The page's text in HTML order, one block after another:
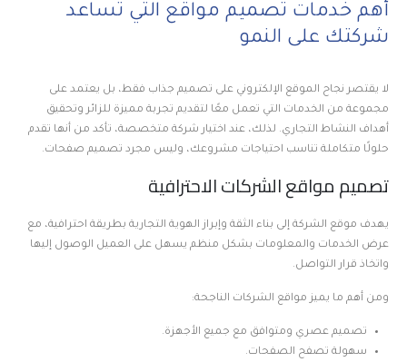
أهم خدمات تصميم مواقع التي تساعد
شركتك على النمو
لا يقتصر نجاح الموقع الإلكتروني على تصميم جذاب فقط، بل يعتمد على
مجموعة من الخدمات التي تعمل معًا لتقديم تجربة مميزة للزائر وتحقيق
أهداف النشاط التجاري. لذلك، عند اختيار شركة متخصصة، تأكد من أنها تقدم
حلولًا متكاملة تناسب احتياجات مشروعك، وليس مجرد تصميم صفحات.
تصميم مواقع الشركات الاحترافية
يهدف موقع الشركة إلى بناء الثقة وإبراز الهوية التجارية بطريقة احترافية، مع
عرض الخدمات والمعلومات بشكل منظم يسهل على العميل الوصول إليها
واتخاذ قرار التواصل.
ومن أهم ما يميز مواقع الشركات الناجحة:
تصميم عصري ومتوافق مع جميع الأجهزة.
سهولة تصفح الصفحات.